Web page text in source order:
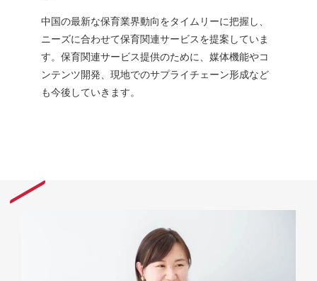
中国の最新な保育業界動向をタイムリーに把握し、
ニーズに合わせて保育関連サービスを提案していま
す。保育関連サービス提供のために、媒体機能やコ
ンテンツ開発、現地でのサプライチェーン形成など
も今後していきます。